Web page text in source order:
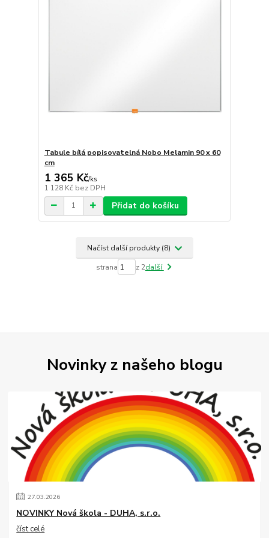
Tabule bílá popisovatelná Nobo Melamin 90 x 60
cm
1 365 Kč/ks
1 128 Kč bez DPH
Přidat do košíku
Načíst další produkty (8)
strana z 2další
Novinky z našeho blogu
27.03.2026
NOVINKY Nová škola - DUHA, s.r.o.
číst celé